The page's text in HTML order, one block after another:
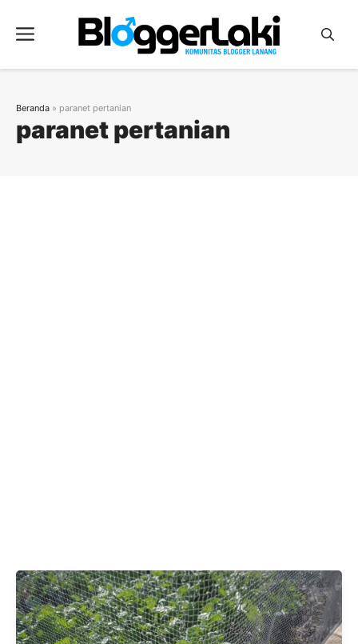
Menu
paranet pertanian
Beranda » paranet pertanian